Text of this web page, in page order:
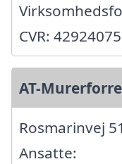
CVR: 42924075
AT-
Rosmarinvej
Ansatte: